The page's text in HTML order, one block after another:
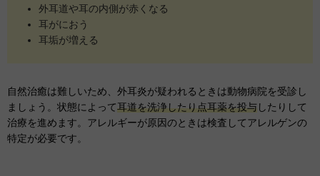
外耳道や耳の内側が赤くなる
耳がにおう
耳垢が増える
自然治癒は難しいため、外耳炎が疑われるときは動物病院を受診し
ましょう。状態によって耳道を洗浄したり点耳薬を投与したりして
治療を進めます。アレルギーが原因のときは検査してアレルゲンの
特定が必要です。